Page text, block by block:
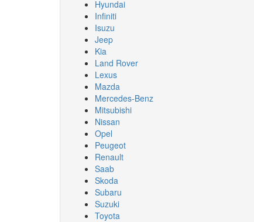
Hyundai
Infiniti
Isuzu
Jeep
Kia
Land Rover
Lexus
Mazda
Mercedes-Benz
Mitsubishi
Nissan
Opel
Peugeot
Renault
Saab
Skoda
Subaru
Suzuki
Toyota